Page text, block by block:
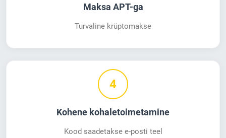
Maksa APT-ga
Turvaline krüptomakse
4
Kohene kohaletoimetamine
Kood saadetakse e-posti teel